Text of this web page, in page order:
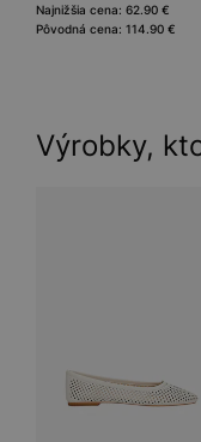
Najnižšia cena: 62.90 €
Pôvodná cena: 114.90 €
Výrobky,